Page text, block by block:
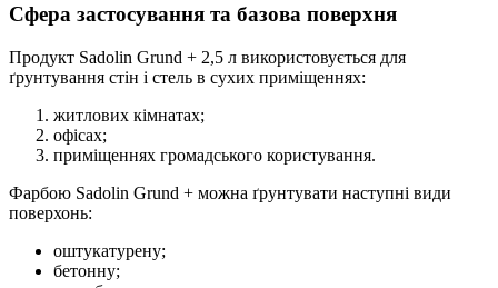
Сфера застосування та базова поверхня
Продукт Sadolin Grund + 2,5 л використовується для
ґрунтування стін і стель в сухих приміщеннях:
житлових кімнатах;
офісах;
приміщеннях громадського користування.
Фарбою Sadolin Grund + можна ґрунтувати наступні види
поверхонь:
оштукатурену;
бетонну;